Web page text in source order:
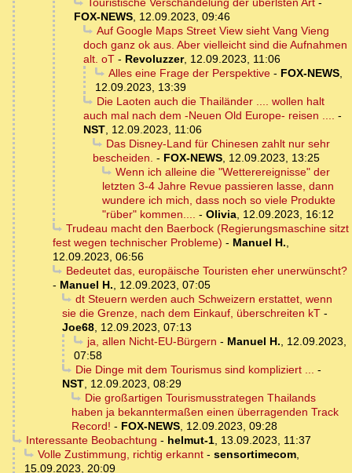
Touristische Verschandelung der überlsten Art-
FOX-NEWS, 12.09.2023, 09:46
Auf Google Maps Street View sieht Vang Vieng
doch ganz ok aus. Aber vielleicht sind die Aufnahmen
alt. oT - Revoluzzer, 12.09.2023, 11:06
Alles eine Frage der Perspektive- FOX-NEWS,
12.09.2023, 13:39
Die Laoten auch die Thailänder .... wollen halt
auch mal nach dem -Neuen Old Europe- reisen .... -
NST, 12.09.2023, 11:06
Das Disney-Land für Chinesen zahlt nur sehr
bescheiden. - FOX-NEWS, 12.09.2023, 13:25
Wenn ich alleine die "Wetterereignisse" der
letzten 3-4 Jahre Revue passieren lasse, dann
wundere ich mich, dass noch so viele Produkte
"rüber" kommen.... - Olivia, 12.09.2023, 16:12
Trudeau macht den Baerbock (Regierungsmaschine sitzt
fest wegen technischer Probleme) - Manuel H.,
12.09.2023, 06:56
Bedeutet das, europäische Touristen eher unerwünscht?
- Manuel H., 12.09.2023, 07:05
dt Steuern werden auch Schweizern erstattet, wenn
sie die Grenze, nach dem Einkauf, überschreiten kT -
Joe68, 12.09.2023, 07:13
ja, allen Nicht-EU-Bürgern - Manuel H., 12.09.2023,
07:58
Die Dinge mit dem Tourismus sind kompliziert ... -
NST, 12.09.2023, 08:29
Die großartigen Tourismusstrategen Thailands
haben ja bekanntermaßen einen überragenden Track
Record! - FOX-NEWS, 12.09.2023, 09:28
Interessante Beobachtung - helmut-1, 13.09.2023, 11:37
Volle Zustimmung, richtig erkannt- sensortimecom,
15.09.2023, 20:09